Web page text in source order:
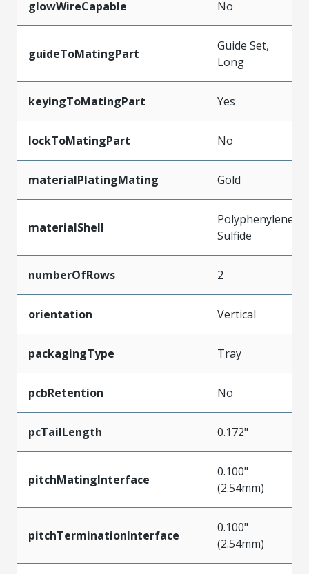
glowWireCapable No
guideToMatingPart
Guide Set,
Long
keyingToMatingPart Yes
lockToMatingPart No
materialPlatingMating Gold
materialShell
Polyphenylene
Sulfide
numberOfRows 2
orientation Vertical
packagingType Tray
pcbRetention No
pcTailLength 0.172"
pitchMatingInterface
0.100"
(2.54mm)
pitchTerminationInterface
0.100"
(2.54mm)